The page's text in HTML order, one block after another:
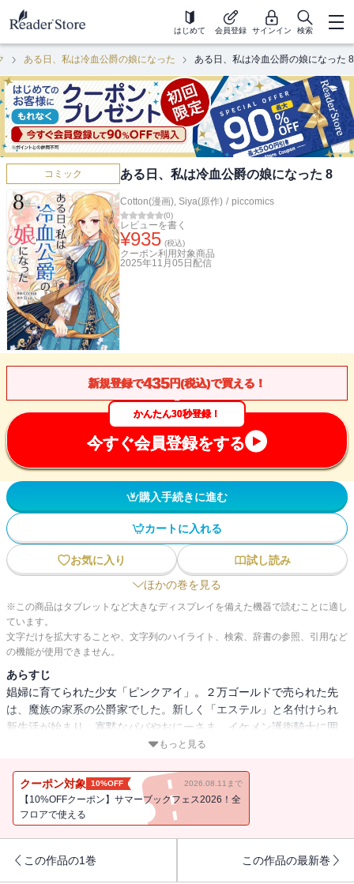
はじめて 会員登録 サインイン 検索
ある日、私は冷血公爵の娘になった ある日、私は冷血公爵の娘になった 8
コミック ある日、私は冷血公爵の娘になった 8
Cotton(漫画), Siya(原作) / piccomics
(0)
レビューを書く
¥935 (税込)
クーポン利用対象商品
2025年11月05日 配信
新規登録で435円(税込)で買える！
かんたん30秒登録！
今すぐ会員登録をする
購入手続きに進む
カートに入れる
お気に入り
試し読み
ほかの巻を見る
※この商品はタブレットなど大きなディスプレイを備えた機器で読むことに適し
ています。
文字だけを拡大することや、文字列のハイライト、検索、辞書の参照、引用など
の機能が使用できません。
あらすじ
娼婦に育てられた少女「ピンクアイ」。２万ゴールドで売られた先
は、魔族の家系の公爵家でした。新しく「エステル」と名付けられ
新生活が始まり、寡黙なパパやおにーさま、イケメン護衛騎士に囲
まれているけども、本当に自分はこの家の娘なのかいつも不安なエ
いいエステルのドキドキほのぼの令嬢生活が始まるよ！
もっと見る
クーポン対象 10%OFF 2026.08.11まで
【10%OFFクーポン】サマーブックフェス2026！全
フロアで使える
この作品の1巻 この作品の最新巻